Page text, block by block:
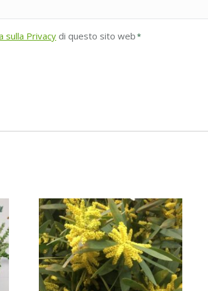
sulla Privacy di questo sito web*